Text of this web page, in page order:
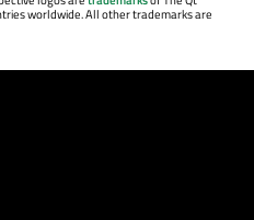
worldwide. All other trademarks are